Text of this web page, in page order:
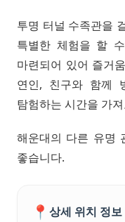
투명 터널 수족관을
특별한 체험을 할
마련되어 있어 즐거
연인, 친구와 함께
탐험하는 시간을 가
해운대의 다른 유명
좋습니다.
📍 상세 위치 정보